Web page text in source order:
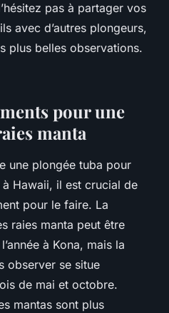
pas à partager vos
avec d’autres plongeurs,
plus belles observations.
pour une
manta
une plongée tuba pour
à Hawaii, il est crucial de
pour le faire. La
raies manta peut être
à Kona, mais la
observer se situe
de mai et octobre.
mantas sont plus